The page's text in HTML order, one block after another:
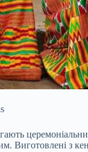
Виготовлені з